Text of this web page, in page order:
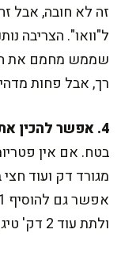
זה לא חובה, אבל
ל"וואו". הצריבה
שממש מחמם את
רך, אבל פחות
4. אפשר להכין את הרוטב בלי פטריות?
מגורד דק ועוד
ולתת עוד 2 דק' טיגון לפני שמוסיפים ציר.